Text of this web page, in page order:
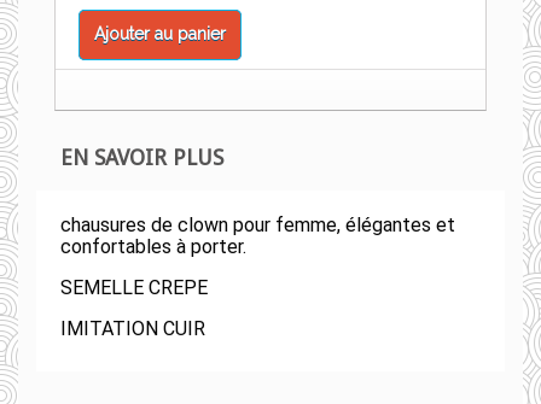
Ajouter au panier
EN SAVOIR PLUS
chausures de clown pour femme, élégantes et
confortables à porter.
SEMELLE CREPE
IMITATION CUIR